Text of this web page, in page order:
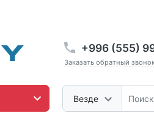
+996 (555)
Заказать обратный
Везде